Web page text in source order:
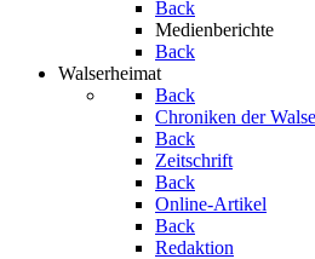
Back
Medienberichte
Back
Walserheimat
Back
Chroniken der
Back
Zeitschrift
Back
Online-Artikel
Back
Redaktion